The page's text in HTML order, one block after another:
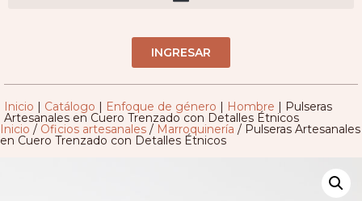
INGRESAR
Inicio | Catálogo | Enfoque de género | Hombre | Pulseras
Artesanales en Cuero Trenzado con Detalles Étnicos
Inicio / Oficios artesanales / Marroquinería / Pulseras Artesanales
en Cuero Trenzado con Detalles Étnicos